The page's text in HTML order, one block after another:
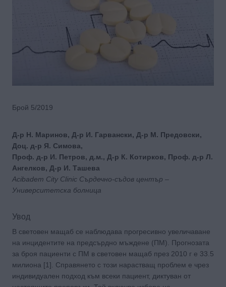
Брой 5/2019
Д-р Н. Маринов, Д-р И. Гарвански, Д-р М. Предовски,
Доц. д-р Я. Симова,
Проф. д-р И. Петров, д.м., Д-р К. Котирков, Проф. д-р Л.
Ангелков, Д-р И. Ташева
Acibadem City Clinic Сърдечно-съдов център –
Университетска болница
Увод
В световен мащаб се наблюдава прогресивно увеличаване
на инцидентите на предсърдно мъждене (ПМ). Прогнозата
за броя пациенти с ПМ в световен мащаб през 2010 г е 33.5
милиона [1]. Справянето с този нарастващ проблем е чрез
индивидуален подход към всеки пациент, диктуван от